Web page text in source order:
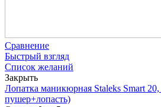
Сравнение
Быстрый взгляд
Список желаний
Закрыть
Лопатка маникюрная Staleks Smart
пушер+лопасть)